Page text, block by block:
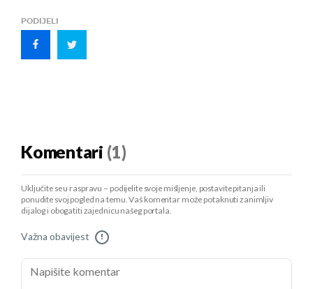
PODIJELI
Komentari (1)
Uključite se u raspravu – podijelite svoje mišljenje, postavite pitanja ili
ponudite svoj pogled na temu. Vaš komentar može potaknuti zanimljiv
dijalog i obogatiti zajednicu našeg portala.
Važna obavijest !